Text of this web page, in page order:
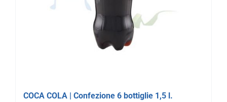
COCA COLA | Confezione 6 bottiglie 1,5 l.